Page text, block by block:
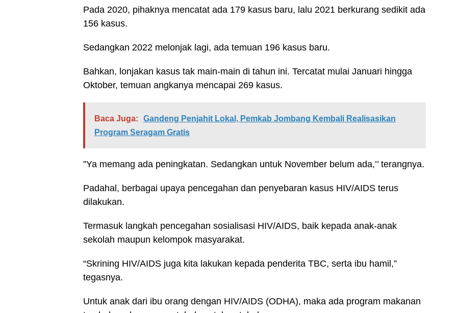
Pada 2020, pihaknya mencatat ada 179 kasus baru, lalu 2021 berkurang sedikit ada
156 kasus.
Sedangkan 2022 melonjak lagi, ada temuan 196 kasus baru.
Bahkan, lonjakan kasus tak main-main di tahun ini. Tercatat mulai Januari hingga
Oktober, temuan angkanya mencapai 269 kasus.
Baca Juga:
Gandeng Penjahit Lokal, Pemkab Jombang Kembali Realisasikan
Program Seragam Gratis
”Ya memang ada peningkatan. Sedangkan untuk November belum ada,’’ terangnya.
Padahal, berbagai upaya pencegahan dan penyebaran kasus HIV/AIDS terus
dilakukan.
Termasuk langkah pencegahan sosialisasi HIV/AIDS, baik kepada anak-anak
sekolah maupun kelompok masyarakat.
“Skrining HIV/AIDS juga kita lakukan kepada penderita TBC, serta ibu hamil,”
tegasnya.
Untuk anak dari ibu orang dengan HIV/AIDS (ODHA), maka ada program makanan